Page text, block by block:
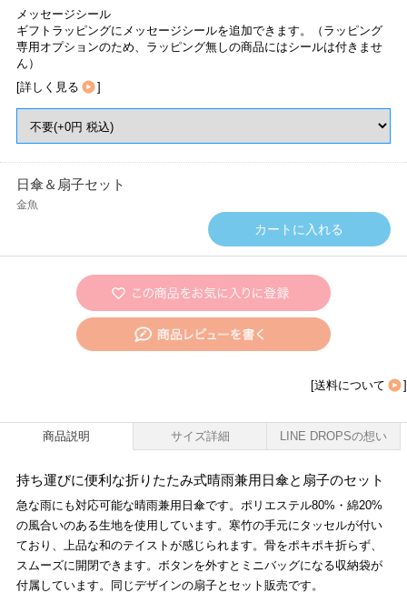
メッセージシール
ギフトラッピングにメッセージシールを追加できます。（ラッピング
専用オプションのため、ラッピング無しの商品にはシールは付きませ
ん）
[詳しく見る ]
日傘＆扇子セット
金魚
[送料について ]
商品説明 サイズ詳細 LINE DROPSの想い
持ち運びに便利な折りたたみ式晴雨兼用日傘と扇子のセット
急な雨にも対応可能な晴雨兼用日傘です。ポリエステル80%・綿20%
の風合いのある生地を使用しています。寒竹の手元にタッセルが付い
ており、上品な和のテイストが感じられます。骨をポキポキ折らず、
スムーズに開閉できます。ボタンを外すとミニバッグになる収納袋が
付属しています。同じデザインの扇子とセット販売です。